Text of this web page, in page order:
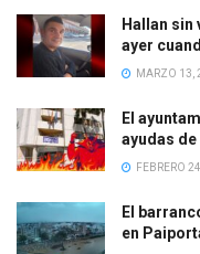
Hallan
ayer
MARZO 13,
El
ayudas
FEBRERO
El
en